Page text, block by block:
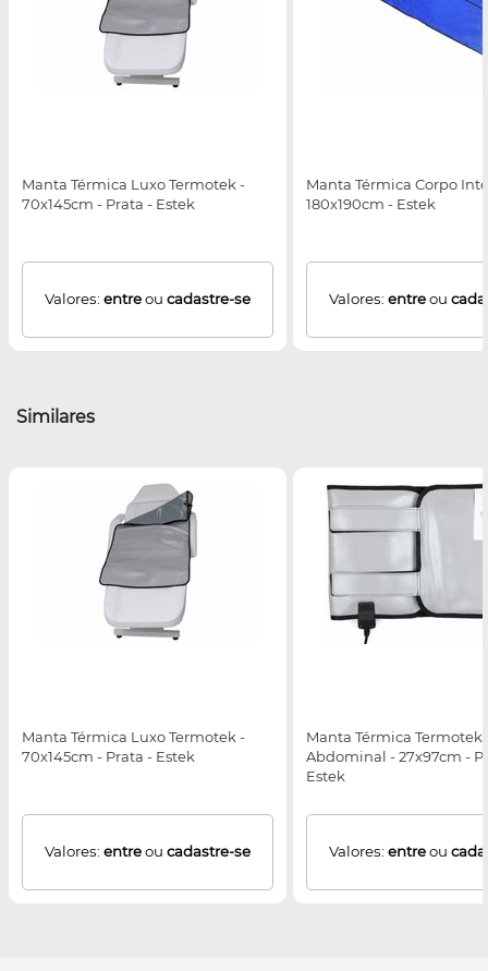
Manta Térmica Luxo Termotek -
70x145cm - Prata - Estek
Valores: entreou cadastre-se
Manta Térmica Corpo
180x190cm - Estek
Valores: entreou
Similares
Manta Térmica Luxo Termotek -
70x145cm - Prata - Estek
Valores: entreou cadastre-se
Manta Térmica Termotek
Abdominal - 27x97cm -
Estek
Valores: entreou